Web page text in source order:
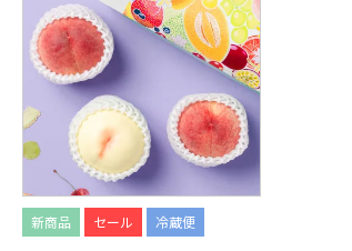
新商品 セール 冷蔵便